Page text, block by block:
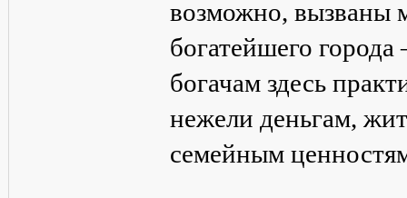
возможно, вызваны
богатейшего города
богачам здесь
нежели деньгам,
семейным